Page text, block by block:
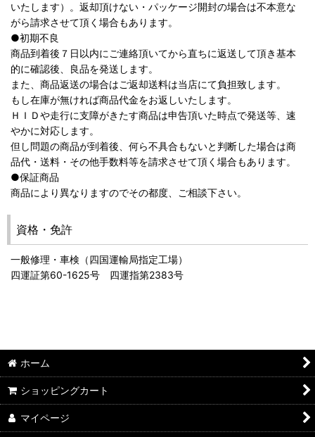
いたします）。返却頂けない・パッケージ開封の場合は不本意な
がら請求させて頂く場合もあります。
●初期不良
商品到着後７日以内にご連絡頂いてから直ちに返送して頂き基本
的に確認後、良品を発送します。
また、商品返送の場合はご返却送料は当店にて負担致します。
もし在庫が無ければ商品代金をお返しいたします。
ＨＩＤや走行に支障がきたす商品は申告頂いた時点で発送等、速
やかに対応します。
但し問題の商品が到着後、何ら不具合もないと判断した場合は商
品代・送料・その他手数料等を請求させて頂く場合もあります。
●保証商品
商品により異なりますのでその都度、ご相談下さい。
資格・免許
一般修理・車検（四国運輸局指定工場）
四運証第60-1625号 四運指第2383号
ホーム
ショッピングカート
マイページ